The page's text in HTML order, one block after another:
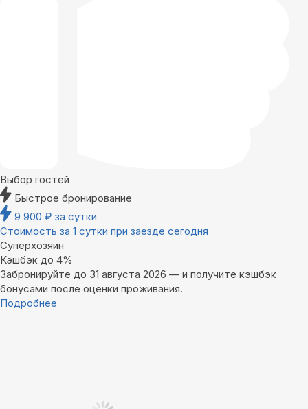
Выбор гостей
Быстрое бронирование
9 900 ₽ за сутки
Стоимость за 1 сутки при заезде сегодня
Суперхозяин
Кэшбэк до 4%
Забронируйте до 31 августа 2026 — и получите кэшбэк
бонусами после оценки проживания.
Подробнее